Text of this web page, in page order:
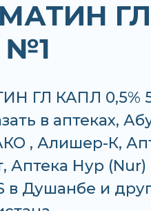
ГЛ
ГЛ КАПЛ 0,5%
в аптеках,
, Алишер-К,
Аптека Нур (Nur)
в Душанбе и